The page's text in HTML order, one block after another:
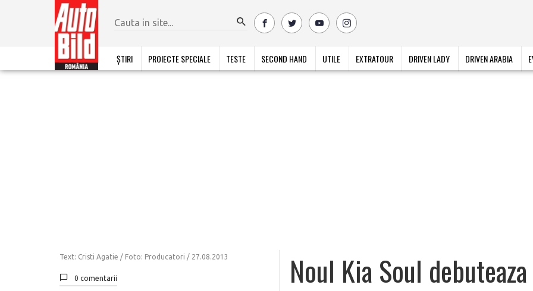
ȘTIRI PROIECTE SPECIALE TESTE SECOND HAND UTILE EXTRATOUR DRIVEN LADY DRIVEN ARABIA
Text: Cristi Agatie / Foto: Producatori / 27.08.2013
0 comentarii Noul Kia Soul